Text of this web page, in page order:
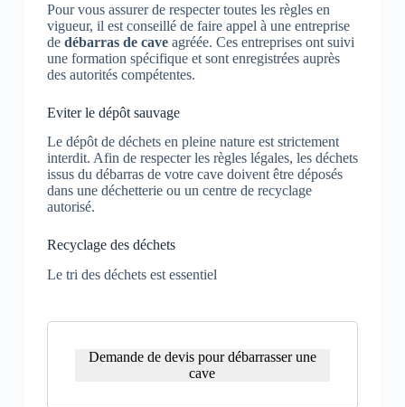
Pour vous assurer de respecter toutes les règles en
vigueur, il est conseillé de faire appel à une entreprise
de débarras de caveagréée. Ces entreprises ont suivi
une formation spécifique et sont enregistrées auprès
des autorités compétentes.
Eviter le dépôt sauvage
Le dépôt de déchets en pleine nature est strictement
interdit. Afin de respecter les règles légales, les déchets
issus du débarras de votre cave doivent être déposés
dans une déchetterie ou un centre de recyclage
autorisé.
Recyclage des déchets
Le tri des déchets est essentiel
Demande de devis pour débarrasser une
cave